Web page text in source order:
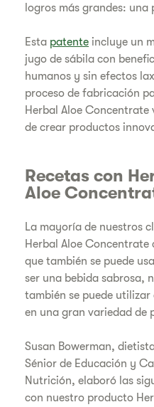
logros más grandes: una
Esta patente incluye un
jugo de sábila con
humanos y sin efectos
proceso de fabricación
Herbal Aloe Concentrate
de crear productos
Recetas con
Aloe
La mayoría de nuestros
Herbal Aloe Concentrate
que también se puede
ser una bebida sabrosa,
también se puede utilizar
en una gran variedad de
Susan Bowerman,
Sénior de Educación y
Nutrición, elaboró las
con nuestro producto